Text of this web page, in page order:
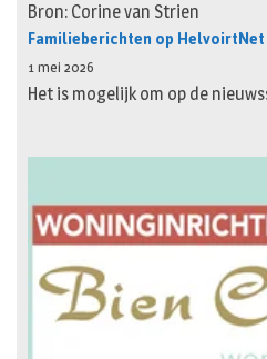
Bron: Corine van Strien
Familieberichten op HelvoirtNet
1 mei 2026
Het is mogelijk om op de